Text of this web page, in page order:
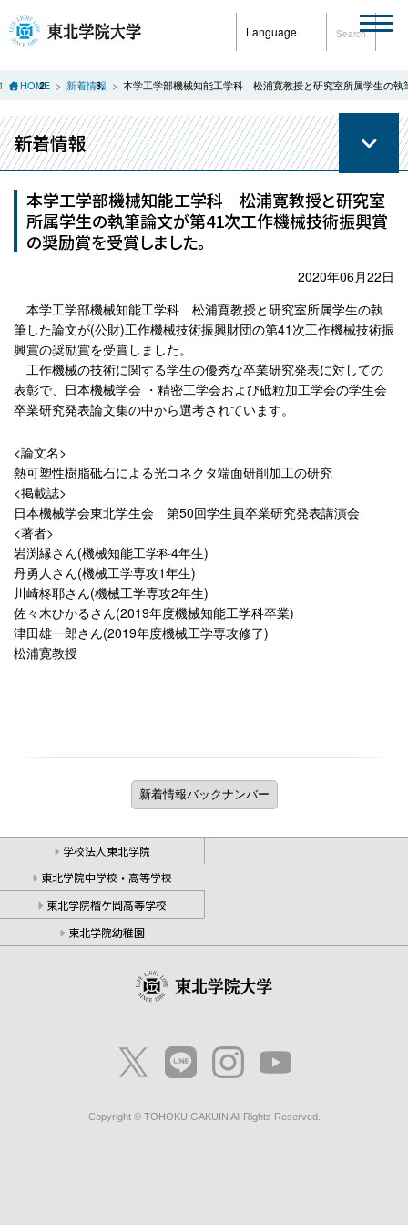
Language Search
HOME 新着情報 本学工学部機械知能工学科 松浦寛教授と研究室所属学生の
新着情報
本学工学部機械知能工学科 松浦寛教授と研究室
所属学生の執筆論文が第41次工作機械技術振興賞
の奨励賞を受賞しました。
2020年06月22日
本学工学部機械知能工学科 松浦寛教授と研究室所属学生の執
筆した論文が(公財)工作機械技術振興財団の第41次工作機械技術振
興賞の奨励賞を受賞しました。
工作機械の技術に関する学生の優秀な卒業研究発表に対しての
表彰で、日本機械学会 ・精密工学会および砥粒加工学会の学生会
卒業研究発表論文集の中から選考されています。
<論文名>
熱可塑性樹脂砥石による光コネクタ端面研削加工の研究
<掲載誌>
日本機械学会東北学生会 第50回学生員卒業研究発表講演会
<著者>
岩渕縁さん(機械知能工学科4年生)
丹勇人さん(機械工学専攻1年生)
川崎柊耶さん(機械工学専攻2年生)
佐々木ひかるさん(2019年度機械知能工学科卒業)
津田雄一郎さん(2019年度機械工学専攻修了)
松浦寛教授
学校法人東北学院
東北学院中学校・高等学校
東北学院榴ケ岡高等学校
東北学院幼稚園
Copyright © TOHOKU GAKUIN All Rights Reserved.